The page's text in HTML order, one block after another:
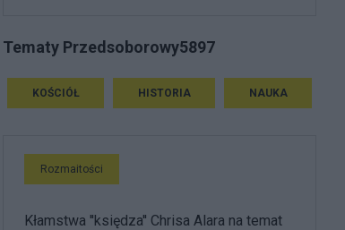
Tematy Przedsoborowy5897
KOŚCIÓŁ HISTORIA NAUKA
Rozmaitości
Kłamstwa ''księdza'' Chrisa Alara na temat